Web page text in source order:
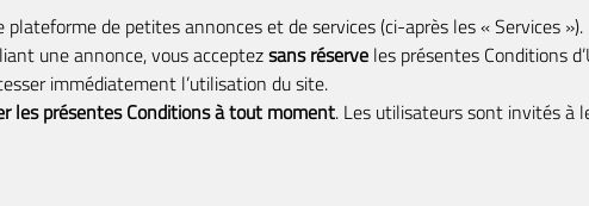
de petites annonces et de services (ci-après les « Services »).
une annonce, vous acceptezsans réserve les présentes Conditions
immédiatement l’utilisation du site.
les présentes Conditions à tout moment. Les utilisateurs sont invités à